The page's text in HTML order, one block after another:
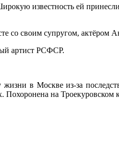
известность ей
своим супругом, актёром
артист РСФСР.
жизни в Москве из-за
на Троекуровском